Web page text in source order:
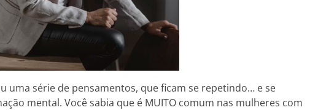
uma série de pensamentos, que ficam se repetindo… e se
mental. Você sabia que é MUITO comum nas mulheres com